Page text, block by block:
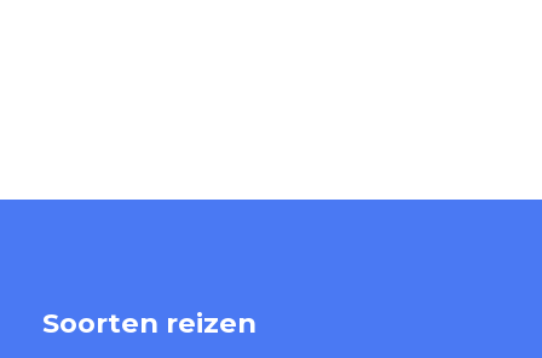
Soorten reizen